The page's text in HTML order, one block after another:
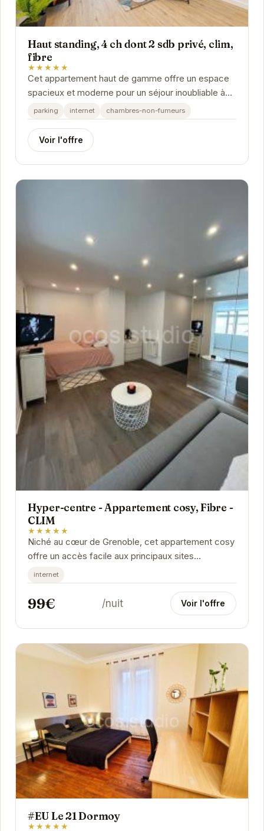
Haut standing, 4 ch dont 2 sdb privé, clim,
fibre
★★★★★
Cet appartement haut de gamme offre un espace
spacieux et moderne pour un séjour inoubliable à
Grenoble. Avec 4 chambres, dont 2 avec salles
de...
parking internet chambres-non-fumeurs
Voir l'offre
Hyper-centre - Appartement cosy, Fibre -
CLIM
★★★★★
Niché au cœur de Grenoble, cet appartement cosy
offre un accès facile aux principaux sites
touristiques, restaurants et boutiques de la ville.
Son...
internet
99€ /nuit Voir l'offre
#EU Le 21 Dormoy
★★★★★